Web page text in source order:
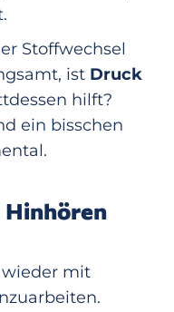
Stoffwechsel
ist Druck
hilft?
ein bisschen
wieder mit